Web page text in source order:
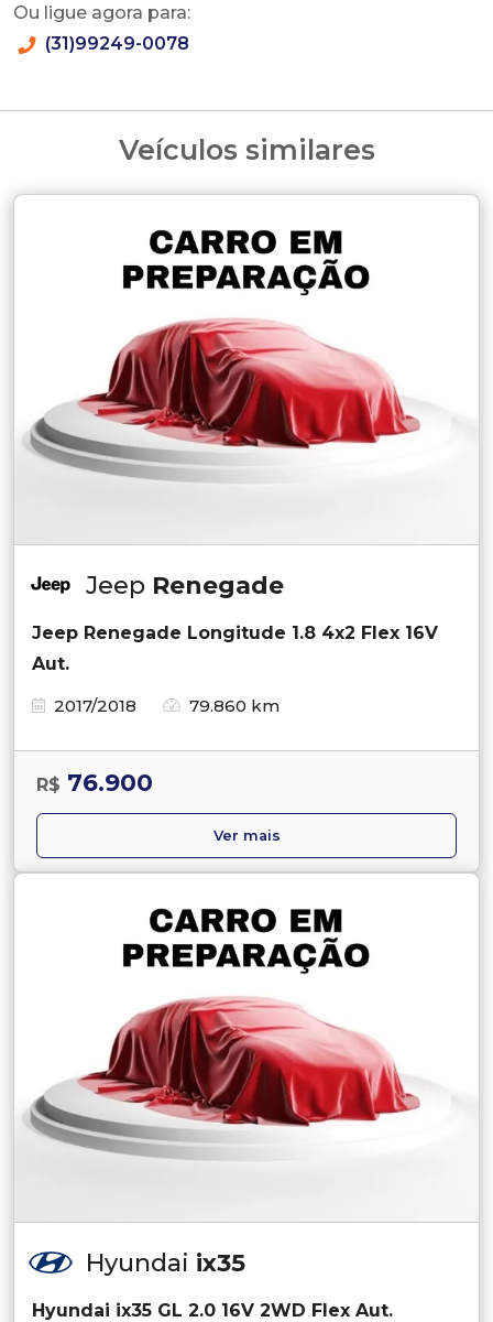
Ou ligue agora para:
(31)99249-0078
Veículos similares
Jeep Renegade
Jeep Renegade Longitude 1.8 4x2 Flex 16V
Aut.
2017/2018
79.860 km
R$ 76.900
Ver mais
Hyundai ix35
Hyundai ix35 GL 2.0 16V 2WD Flex Aut.